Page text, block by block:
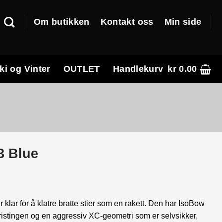
Om butikken Kontakt oss Min side
og Vinter OUTLET Handlekurv kr0.00
Blue
for å klatre bratte stier som en rakett. Den har IsoBow
og en aggressiv XC-geometri som er selvsikker,